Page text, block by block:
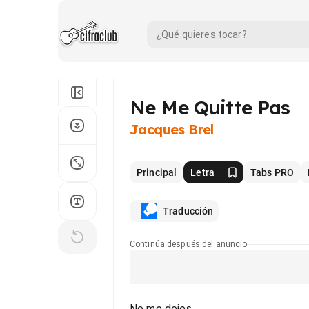
Ne Me Quitte Pas
Jacques Brel
Principal Letra Tabs PRO
Traducción
Continúa después del anuncio